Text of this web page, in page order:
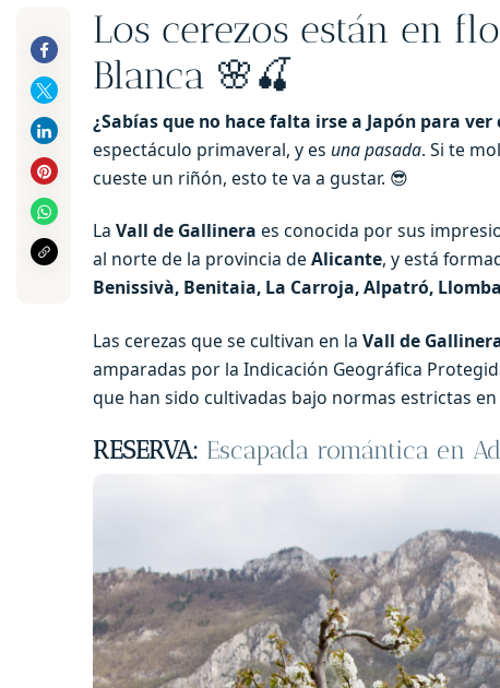
Los cerezos están en
Blanca 🌸🍒
¿Sabías que no hace falta irse a Japón para ver
espectáculo primaveral, y es una pasada. Si te
cueste un riñón, esto te va a gustar. 😎
La Vall de Gallinera es conocida por sus
al norte de la provincia de Alicante, y está
Benissivà, Benitaia, La Carroja, Alpatró,
Las cerezas que se cultivan en la Vall de
amparadas por la Indicación Geográfica
que han sido cultivadas bajo normas estrictas
RESERVA: Escapada romántica en